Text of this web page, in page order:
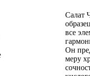
Салат
все
Он
меру